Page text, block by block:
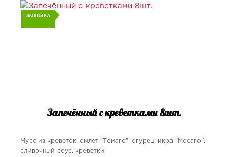
НОВИНКА
Запечённый с креветками 8шт.
Мусс из креветок, омлет "Томаго", огурец, икра "Мосаго",
сливочный соус, креветки